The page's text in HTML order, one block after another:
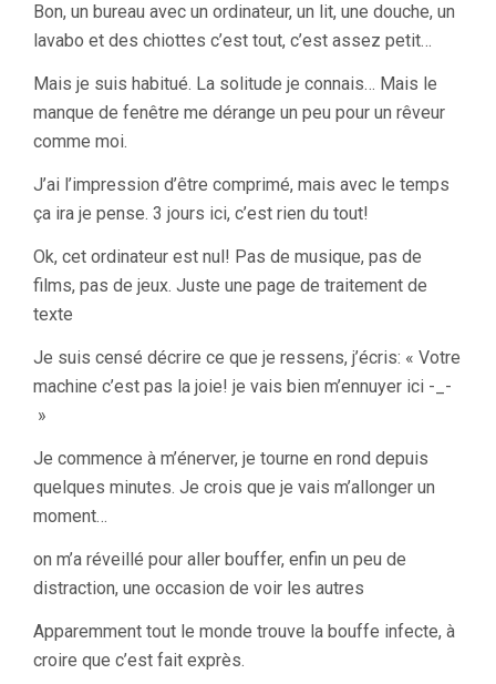
Bon, un bureau avec un ordinateur, un lit, une douche, un
lavabo et des chiottes c’est tout, c’est assez petit…
Mais je suis habitué. La solitude je connais… Mais le
manque de fenêtre me dérange un peu pour un rêveur
comme moi.
J’ai l’impression d’être comprimé, mais avec le temps
ça ira je pense. 3 jours ici, c’est rien du tout!
Ok, cet ordinateur est nul! Pas de musique, pas de
films, pas de jeux. Juste une page de traitement de
texte
Je suis censé décrire ce que je ressens, j’écris: « Votre
machine c’est pas la joie! je vais bien m’ennuyer ici -_-
»
Je commence à m’énerver, je tourne en rond depuis
quelques minutes. Je crois que je vais m’allonger un
moment…
on m’a réveillé pour aller bouffer, enfin un peu de
distraction, une occasion de voir les autres
Apparemment tout le monde trouve la bouffe infecte, à
croire que c’est fait exprès.